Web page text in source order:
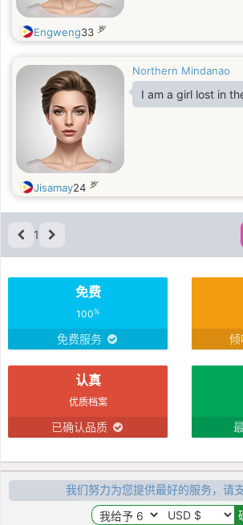
Engweng33 岁
Northern Mindanao
I am a girl lost in
Jisamay24 岁
1
免费
100%
免费服务 倾
认真
优质档案
已确认品质
我们努力为您提供最好的服务，请